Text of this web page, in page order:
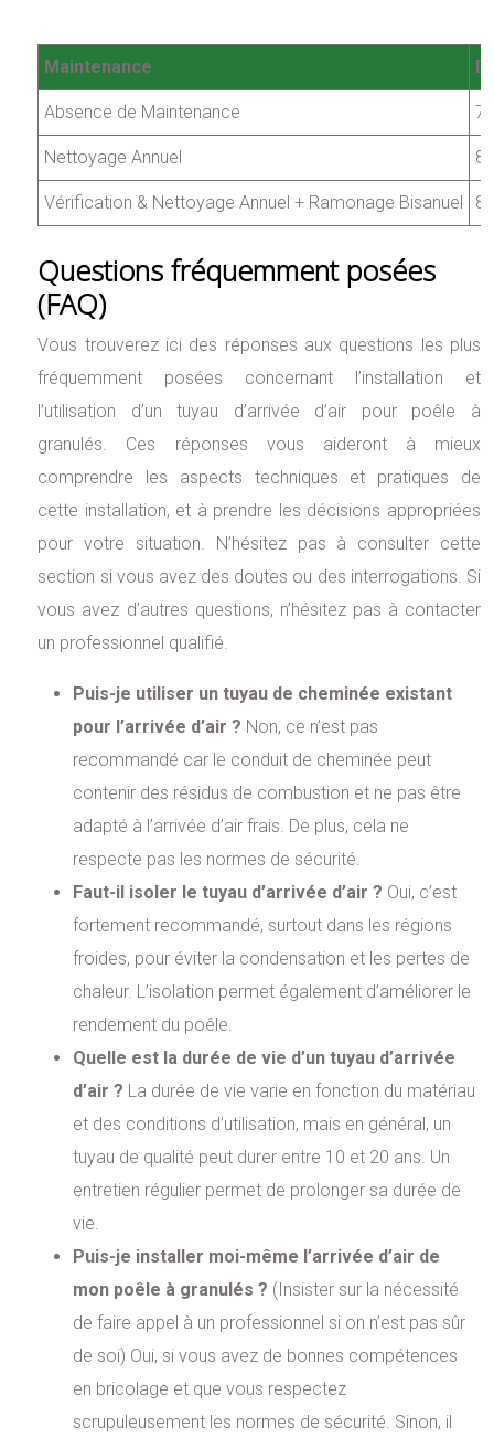
Maintenance
Absence de Maintenance 7
Nettoyage Annuel 8
Vérification & Nettoyage Annuel + Ramonage Bisanuel 8
Questions fréquemment posées
(FAQ)
Vous trouverez ici des réponses aux questions les plus
fréquemment posées concernant l’installation et
l’utilisation d’un tuyau d’arrivée d’air pour poêle à
granulés. Ces réponses vous aideront à mieux
comprendre les aspects techniques et pratiques de
cette installation, et à prendre les décisions appropriées
pour votre situation. N’hésitez pas à consulter cette
section si vous avez des doutes ou des interrogations. Si
vous avez d’autres questions, n’hésitez pas à contacter
un professionnel qualifié.
Puis-je utiliser un tuyau de cheminée existant
pour l’arrivée d’air ? Non, ce n’est pas
recommandé car le conduit de cheminée peut
contenir des résidus de combustion et ne pas être
adapté à l’arrivée d’air frais. De plus, cela ne
respecte pas les normes de sécurité.
Faut-il isoler le tuyau d’arrivée d’air ? Oui, c’est
fortement recommandé, surtout dans les régions
froides, pour éviter la condensation et les pertes de
chaleur. L’isolation permet également d’améliorer le
rendement du poêle.
Quelle est la durée de vie d’un tuyau d’arrivée
d’air ? La durée de vie varie en fonction du matériau
et des conditions d’utilisation, mais en général, un
tuyau de qualité peut durer entre 10 et 20 ans. Un
entretien régulier permet de prolonger sa durée de
vie.
Puis-je installer moi-même l’arrivée d’air de
mon poêle à granulés ? (Insister sur la nécessité
de faire appel à un professionnel si on n’est pas sûr
de soi) Oui, si vous avez de bonnes compétences
en bricolage et que vous respectez
scrupuleusement les normes de sécurité. Sinon, il